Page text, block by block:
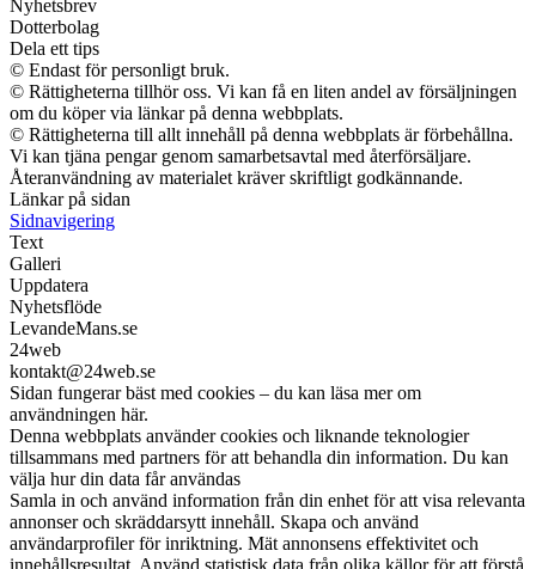
Nyhetsbrev
Dotterbolag
Dela ett tips
© Endast för personligt bruk.
© Rättigheterna tillhör oss. Vi kan få en liten andel av försäljningen
om du köper via länkar på denna webbplats.
© Rättigheterna till allt innehåll på denna webbplats är förbehållna.
Vi kan tjäna pengar genom samarbetsavtal med återförsäljare.
Återanvändning av materialet kräver skriftligt godkännande.
Länkar på sidan
Sidnavigering
Text
Galleri
Uppdatera
Nyhetsflöde
LevandeMans.se
24web
kontakt@24web.se
Sidan fungerar bäst med cookies – du kan läsa mer om
användningen här.
Denna webbplats använder cookies och liknande teknologier
tillsammans med partners för att behandla din information. Du kan
välja hur din data får användas
Samla in och använd information från din enhet för att visa relevanta
annonser och skräddarsytt innehåll. Skapa och använd
användarprofiler för inriktning. Mät annonsens effektivitet och